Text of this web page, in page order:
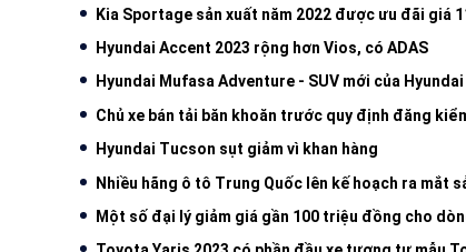
Kia Sportage sản xuất năm 2022 được ưu đãi giá
Hyundai Accent 2023 rộng hơn Vios, có ADAS
Hyundai Mufasa Adventure - SUV mới của
Chủ xe bán tải băn khoăn trước quy định đăng
Hyundai Tucson sụt giảm vì khan hàng
Nhiều hãng ô tô Trung Quốc lên kế hoạch ra mắt
Một số đại lý giảm giá gần 100 triệu đồng cho